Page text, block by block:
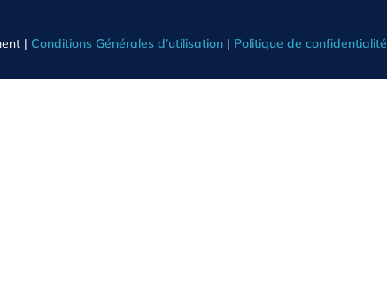
| Conditions Générales d’utilisation| Politique de confidentialité